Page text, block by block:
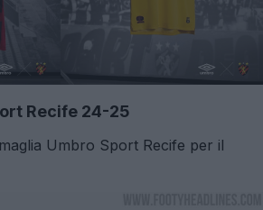
Recife 24-25
Umbro Sport Recife per il